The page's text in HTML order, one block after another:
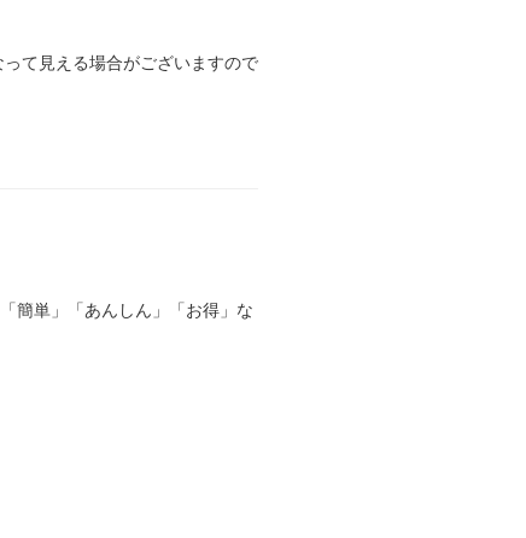
て見える場合がございますので
簡単」「あんしん」「お得」な